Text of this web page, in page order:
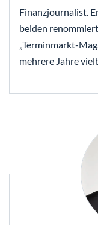
Finanzjournalist.
beiden
„Terminmarkt-
mehrere Jahre